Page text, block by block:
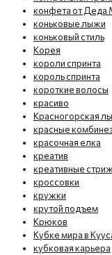
конфета от Деда
коньковые лыжи
коньковый стиль
Корея
короли спринта
король спринта
короткие волосы
красиво
Красногорская
красные
красочная елка
креатив
креативные
кроссовки
кружки
крутой подъем
Крюков
Кубке мира в
кубковая карьера